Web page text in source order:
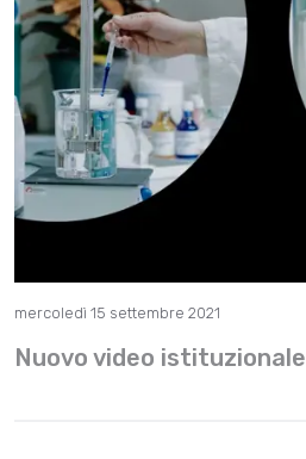
mercoledì 15 settembre 2021
Nuovo video istituzionale